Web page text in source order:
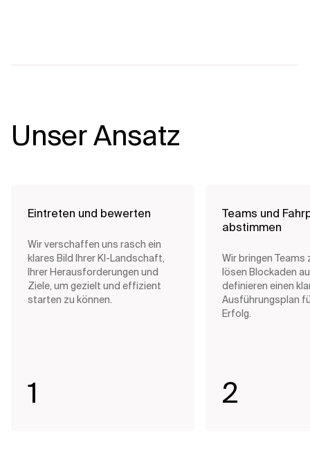
Unser Ansatz
Eintreten und bewerten
Wir verschaffen uns rasch ein
klares Bild Ihrer KI-Landschaft,
Ihrer Herausforderungen und
Ziele, um gezielt und effizient
starten zu können.
1
Teams und
abstimmen
Wir bringen Teams
lösen Blockaden
definieren einen
Ausführungsplan
Erfolg.
2